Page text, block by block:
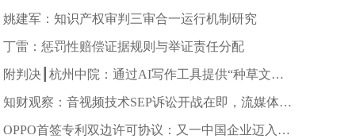
究
姚建军：知识产权审判三审合一运行机制研究
丁雷：惩罚性赔偿证据规则与举证责任分配
附判决┃杭州中院：通过AI写作工具提供“种草文
案”等服务构成不正当竞争
知财观察：音视频技术SEP诉讼开战在即，流媒体平
台许可之争外还有哪些博弈要点？
OPPO首签专利双边许可协议：又一中国企业迈入净